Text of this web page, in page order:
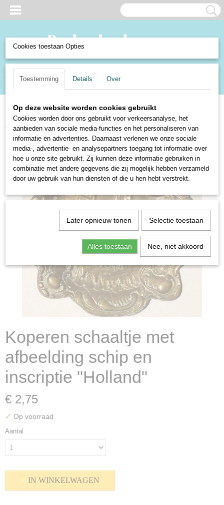
Inloggen Registreren
(0)
Home>Verzamelen en Curiosa>Curiosa>Van alles wat>Koperen
schaaltje met afbeelding schip en inscriptie "Holland"
Koperen schaaltje met
afbeelding schip en
inscriptie "Holland"
€ 2,75
✓ Op voorraad
Aantal
IN WINKELWAGEN
Cookies toestaan Opties
Toestemming Details Over
Op deze website worden cookies gebruikt
Cookies worden door ons gebruikt voor verkeersanalyse, het
aanbieden van sociale media-functies en het personaliseren van
informatie en advertenties. Daarnaast verlenen we onze sociale
media-, advertentie- en analysepartners toegang tot informatie over
hoe u onze site gebruikt. Zij kunnen deze informatie gebruiken in
combinatie met andere gegevens die zij mogelijk hebben verzameld
door uw gebruik van hun diensten of die u hen hebt verstrekt.
Later opnieuw tonen Selectie toestaan
Alles toestaan Nee, niet akkoord